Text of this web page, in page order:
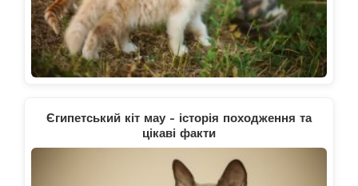
Єгипетський кіт мау - історія походження та
цікаві факти